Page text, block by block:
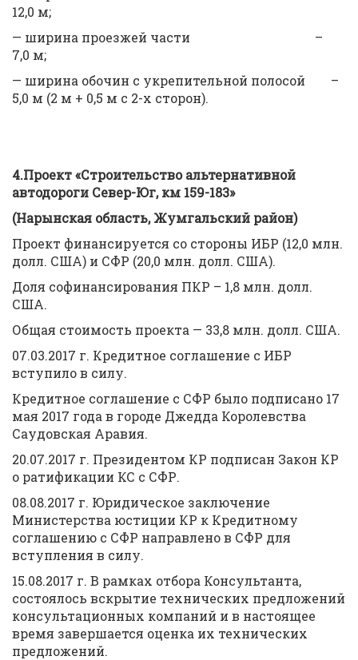
12,0 м;
— ширина проезжей части –
7,0 м;
— ширина обочин с укрепительной полосой –
5,0 м (2 м + 0,5 м с 2-х сторон).
4.Проект «Строительство альтернативной
автодороги Север-Юг, км 159-183»
(Нарынская область, Жумгальский район)
Проект финансируется со стороны ИБР (12,0 млн.
долл. США) и СФР (20,0 млн. долл. США).
Доля софинансирования ПКР – 1,8 млн. долл.
США.
Общая стоимость проекта — 33,8 млн. долл. США.
07.03.2017 г. Кредитное соглашение с ИБР
вступило в силу.
Кредитное соглашение с СФР было подписано 17
мая 2017 года в городе Джедда Королевства
Саудовская Аравия.
20.07.2017 г. Президентом КР подписан Закон КР
о ратификации КС с СФР.
08.08.2017 г. Юридическое заключение
Министерства юстиции КР к Кредитному
соглашению с СФР направлено в СФР для
вступления в силу.
15.08.2017 г. В рамках отбора Консультанта,
состоялось вскрытие технических предложений
консультационных компаний и в настоящее
время завершается оценка их технических
предложений.